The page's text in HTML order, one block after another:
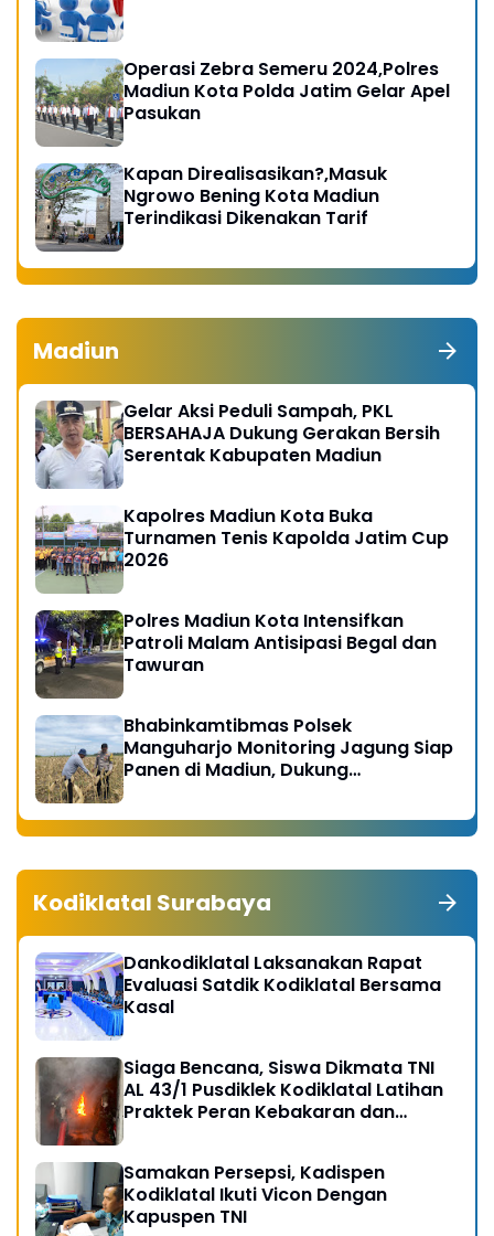
Operasi Zebra Semeru 2024,Polres
Madiun Kota Polda Jatim Gelar Apel
Pasukan
Kapan Direalisasikan?,Masuk
Ngrowo Bening Kota Madiun
Terindikasi Dikenakan Tarif
Madiun
Gelar Aksi Peduli Sampah, PKL
BERSAHAJA Dukung Gerakan Bersih
Serentak Kabupaten Madiun
Kapolres Madiun Kota Buka
Turnamen Tenis Kapolda Jatim Cup
2026
Polres Madiun Kota Intensifkan
Patroli Malam Antisipasi Begal dan
Tawuran
Bhabinkamtibmas Polsek
Manguharjo Monitoring Jagung Siap
Panen di Madiun, Dukung
Kodiklatal Surabaya
Dankodiklatal Laksanakan Rapat
Evaluasi Satdik Kodiklatal Bersama
Kasal
Siaga Bencana, Siswa Dikmata TNI
AL 43/1 Pusdiklek Kodiklatal Latihan
Praktek Peran Kebakaran dan
Samakan Persepsi, Kadispen
Kodiklatal Ikuti Vicon Dengan
Kapuspen TNI